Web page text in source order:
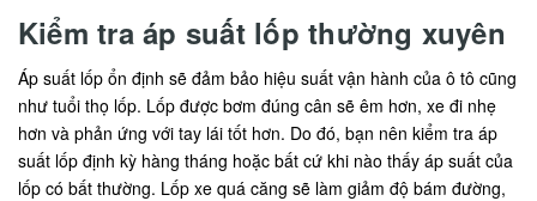
Kiểm tra áp suất lốp thường xuyên
Áp suất lốp ổn định sẽ đảm bảo hiệu suất vận hành của ô tô cũng
như tuổi thọ lốp. Lốp được bơm đúng cân sẽ êm hơn, xe đi nhẹ
hơn và phản ứng với tay lái tốt hơn. Do đó, bạn nên kiểm tra áp
suất lốp định kỳ hàng tháng hoặc bất cứ khi nào thấy áp suất của
lốp có bất thường. Lốp xe quá căng sẽ làm giảm độ bám đường,